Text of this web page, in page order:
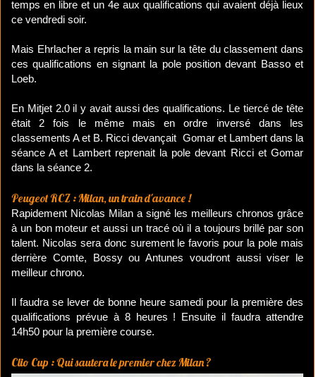
temps en libre et un 4e aux qualifications qui avaient déjà lieux
ce vendredi soir.
Mais Ehrlacher a repris la main sur la tête du classement dans
ces qualifications en signant la pole position devant Basso et
Loeb.
En Mitjet 2.0 il y avait aussi des qualifications. Le tiercé de tête
était 2 fois le même mais en ordre inversé dans les
classements A et B. Ricci devançait Gomar et Lambert dans la
séance A et Lambert reprenait la pole devant Ricci et Gomar
dans la séance 2.
Peugeot RCZ : Milan, un train d'avance !
Rapidement Nicolas Milan a signé les meilleurs chronos grâce
à un bon moteur et aussi un tracé où il a toujours brillé par son
talent. Nicolas sera donc surement le favoris pour la pole mais
derrière Comte, Bossy ou Antunes voudront aussi viser le
meilleur chrono.
Il faudra se lever de bonne heure samedi pour la première des
qualifications prévue à 8 heures ! Ensuite il faudra attendre
14h50 pour la première course.
Clio Cup : Qui sautera le premier chez Milan ?